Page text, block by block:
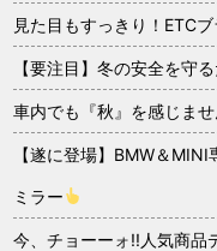
見た目もすっきり！ETCブ
【要注目】冬の安全を守
車内でも『秋』を感じませ
【遂に登場】BMW＆
ミラー
今、チョーーォ!!人気商品